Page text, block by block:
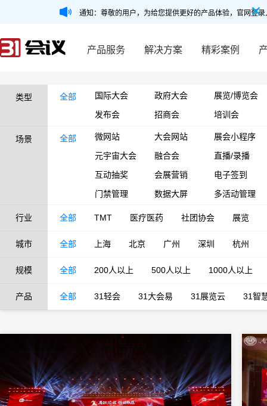
通知：尊敬的用户，为给您提供更好的产品体验，官网登
产品服务 解决方案 精彩案例
类型 全部 国际大会 政府大会
展览/博览会
发布会
招商会 培训会
场景 全部 微网站 大会网站
展会小程序
元宇宙大会
融合会
直播/录播
互动抽奖
会展营销
电子签到
门禁管理
数据大屏 多活动管理
行业 全部 TMT 医疗医药 社团协会 展览
城市 全部 上海 北京 广州 深圳 杭州
规模 全部 200人以上 500人以上 1000人以上
产品 全部 31轻会 31大会易 31展览云 31智